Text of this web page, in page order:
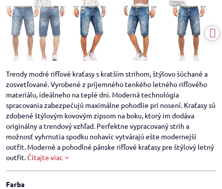
Trendy modré rifľové kraťasy s kratším strihom, štýlovo šúchané a
zosvetľované. Vyrobené z príjemného tenkého letného rifľového
materiálu, ideálneho na teplé dni. Moderná technológia
spracovania zabezpečujú maximálne pohodlie pri nosení. Kraťasy sú
zdobené štýlovým kovovým zipsom na boku, ktorý im dodáva
originálny a trendový vzhľad. Perfektne vypracovaný strih a
možnosť vyhrnutia spodku nohavíc vytvárajú ešte modernejší
outfit. Moderné a pohodlné pánske rifľové kraťasy pre štýlový letný
outfit.Čítajte viac
Farba